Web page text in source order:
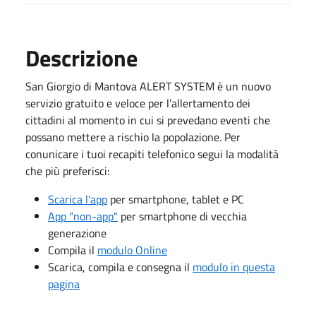
Descrizione
San Giorgio di Mantova ALERT SYSTEM è un nuovo
servizio gratuito e veloce per l’allertamento dei
cittadini al momento in cui si prevedano eventi che
possano mettere a rischio la popolazione. Per
conunicare i tuoi recapiti telefonico segui la modalità
che più preferisci:
Scarica l'app per smartphone, tablet e PC
App "non-app" per smartphone di vecchia
generazione
Compila il modulo Online
Scarica, compila e consegna il modulo in questa
pagina